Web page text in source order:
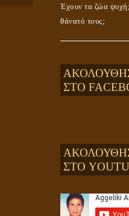
Έχουν τα ζώα
θάνατό τους;
Αληθής και
ΣΤΟ
ΣΤΟ